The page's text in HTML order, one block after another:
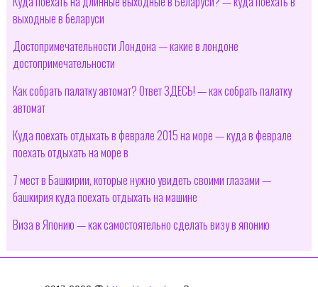
выходные в беларуси
Достопримечательности Лондона — какие в лондоне
достопримечательности
Как собрать палатку автомат? Ответ ЗДЕСЬ! — как собрать палатку
автомат
Куда поехать отдыхать в феврале 2015 на море — куда в феврале
поехать отдыхать на море в
7 мест в Башкирии, которые нужно увидеть своими глазами —
башкирия куда поехать отдыхать на машине
Виза в Японию — как самостоятельно сделать визу в японию